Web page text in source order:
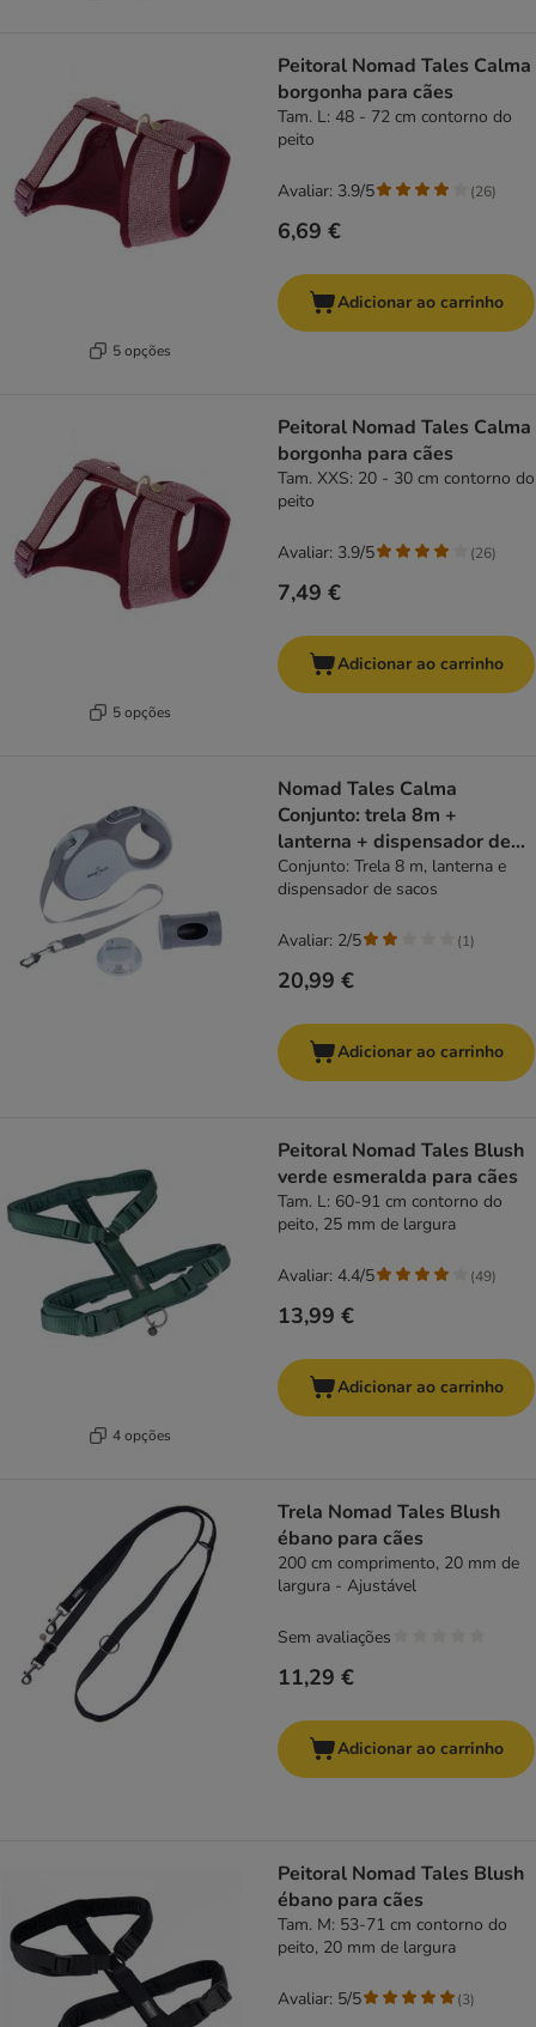
5 opções
Peitoral Nomad Tales Calma
borgonha para cães
Tam. L: 48 - 72 cm contorno do
peito
6,69 €
Avaliar: 3.9/5 (26)
Adicionar ao carrinho
5 opções
Peitoral Nomad Tales Calma
borgonha para cães
Tam. XXS: 20 - 30 cm contorno do
peito
7,49 €
Avaliar: 3.9/5 (26)
Adicionar ao carrinho
Nomad Tales Calma
Conjunto: trela 8m +
lanterna + dispensador de
sacos
Conjunto: Trela 8 m, lanterna e
dispensador de sacos
20,99 €
Avaliar: 2/5 (1)
Adicionar ao carrinho
4 opções
Peitoral Nomad Tales Blush
verde esmeralda para cães
Tam. L: 60-91 cm contorno do
peito, 25 mm de largura
13,99 €
Avaliar: 4.4/5 (49)
Adicionar ao carrinho
Trela Nomad Tales Blush
ébano para cães
200 cm comprimento, 20 mm de
largura - Ajustável
11,29 €
Sem avaliações
Adicionar ao carrinho
Peitoral Nomad Tales Blush
ébano para cães
Tam. M: 53-71 cm contorno do
peito, 20 mm de largura
Avaliar: 5/5 (3)